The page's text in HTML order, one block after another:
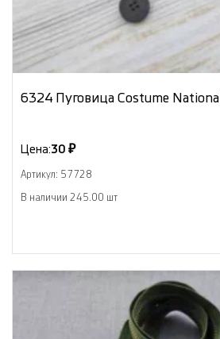
6324 Пуговица Costume National
Цена:30 ₽
Артикул: 57728
В наличии 245.00 шт